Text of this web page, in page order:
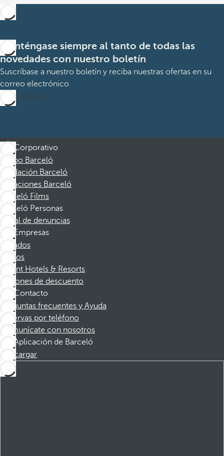
Manténgase siempre al tanto de todas las
novedades con nuestro boletín
Suscríbase a nuestro boletín y reciba nuestras ofertas en su
correo electrónico
Suscribirme
Corporativo
Grupo Barceló
Fundación Barceló
Vacaciones Barceló
Barceló Films
Barceló Personas
Canal de denuncias
Empresas
Afiliados
Socios
Dorint Hotels & Resorts
Cupones de descuento
Contacto
Preguntas frecuentes y Ayuda
Reservas por teléfono
Comunícate con nosotros
Aplicación de Barceló
Descargar